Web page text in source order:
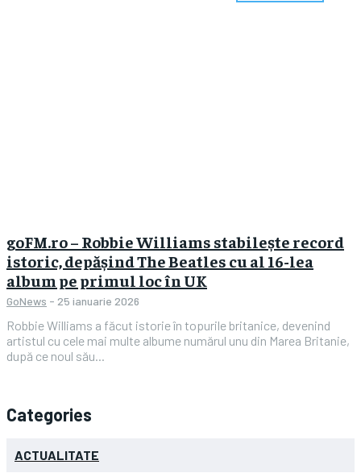
goFM.ro – Robbie Williams stabilește record
istoric, depășind The Beatles cu al 16-lea
album pe primul loc în UK
GoNews - 25 ianuarie 2026
Robbie Williams a făcut istorie în topurile britanice, devenind
artistul cu cele mai multe albume numărul unu din Marea Britanie,
după ce noul său...
Categories
ACTUALITATE